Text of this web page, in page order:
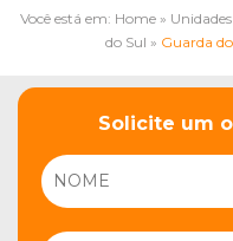
Você está em: Home »
do Sul » Guarda
Solicite um